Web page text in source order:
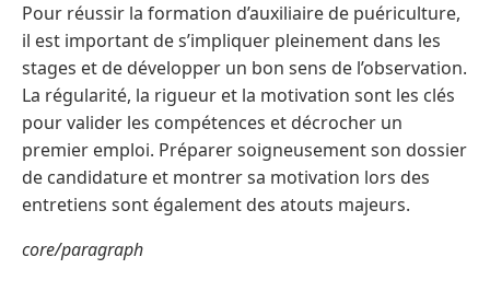
Pour réussir la formation d’auxiliaire de puériculture,
il est important de s’impliquer pleinement dans les
stages et de développer un bon sens de l’observation.
La régularité, la rigueur et la motivation sont les clés
pour valider les compétences et décrocher un
premier emploi. Préparer soigneusement son dossier
de candidature et montrer sa motivation lors des
entretiens sont également des atouts majeurs.
core/paragraph